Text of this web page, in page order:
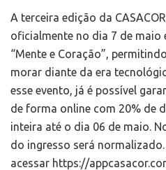
A terceira edição da
oficialmente no dia 7 de maio
“Mente e Coração”,
morar diante da era
esse evento, já é possível
de forma online com 20% de
inteira até o dia 06 de maio.
do ingresso será
acessar https://